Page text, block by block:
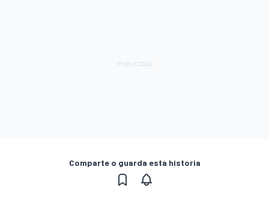
Comparte o guarda esta historia